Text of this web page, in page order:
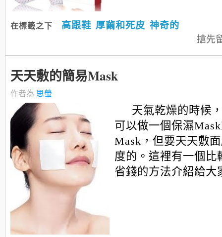
在標籤之下 高跟鞋 厚繭和死皮 神奇的
搶先
天天敷的簡易Mask
作者為 思螢
天氣乾燥的時候
可以做一個保濕
Mask，但要天天敷
度的。這裡有一個比
省錢的方法介紹給大